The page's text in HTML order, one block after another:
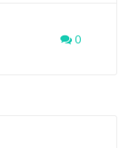
0